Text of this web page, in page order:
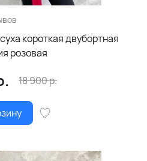
короткая двубортная
розовая
18 900р.